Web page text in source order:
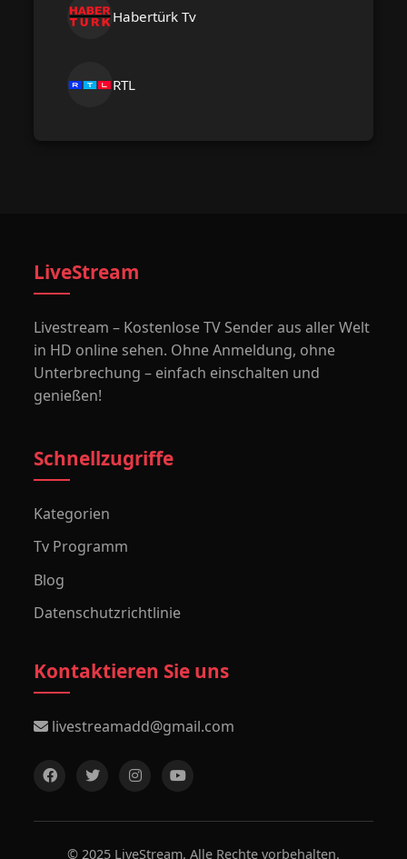
Habertürk Tv
RTL
LiveStream
Livestream – Kostenlose TV Sender aus aller Welt
in HD online sehen. Ohne Anmeldung, ohne
Unterbrechung – einfach einschalten und
genießen!
Schnellzugriffe
Kategorien
Tv Programm
Blog
Datenschutzrichtlinie
Kontaktieren Sie uns
livestreamadd@gmail.com
© 2025 LiveStream. Alle Rechte vorbehalten.